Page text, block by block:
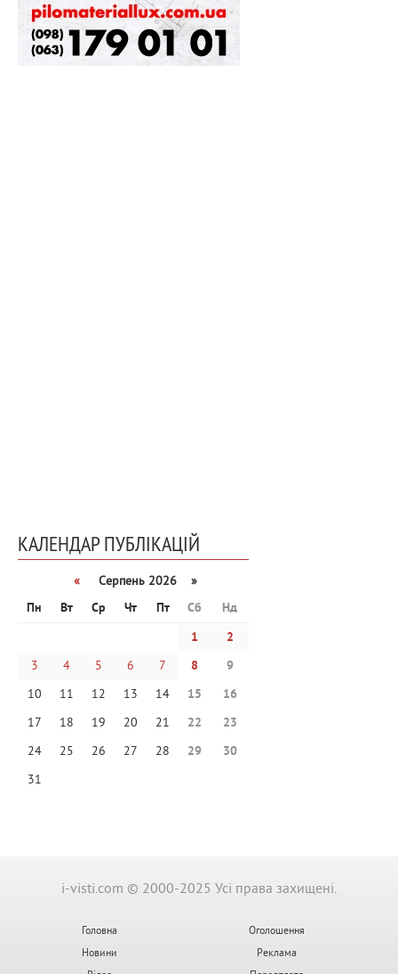
КАЛЕНДАР ПУБЛІКАЦІЙ
«
Серпень 2026 »
Пн
Вт Ср Чт Пт Сб
Нд
1
2
3
4 5 6 7 8
9
10
11 12 13 14 15
16
17
18 19 20 21 22
23
24
25 26 27 28 29
30
31
i-visti.com © 2000-2025 Усі права захищені.
Головна
Новини
Оголошення
Реклама